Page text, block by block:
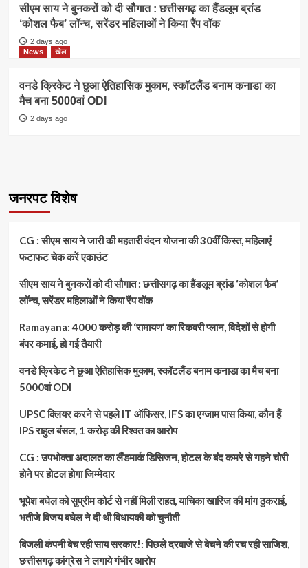
सीएम साय ने बुनकरों को दी सौगात : छत्तीसगढ़ का हैंडलूम ब्रांड
‘कोशल फैब’ लॉन्च, सरेंडर महिलाओं ने किया रैंप वॉक
2 days ago
News
खेल
वनडे क्रिकेट ने छुआ ऐतिहासिक मुकाम, स्कॉटलैंड बनाम कनाडा का
मैच बना 5000वां ODI
2 days ago
जनरपट विशेष
CG : सीएम साय ने जारी की महतारी वंदन योजना की 30वीं किस्त, महिलाएं
फटाफट चेक करें एकाउंट
सीएम साय ने बुनकरों को दी सौगात : छत्तीसगढ़ का हैंडलूम ब्रांड ‘कोशल फैब’
लॉन्च, सरेंडर महिलाओं ने किया रैंप वॉक
Ramayana: 4000 करोड़ की ‘रामायण’ का रिकवरी प्लान, विदेशों से होगी
बंपर कमाई, हो गई तैयारी
वनडे क्रिकेट ने छुआ ऐतिहासिक मुकाम, स्कॉटलैंड बनाम कनाडा का मैच बना
5000वां ODI
UPSC क्लियर करने से पहले IT ऑफिसर, IFS का एग्जाम पास किया, कौन हैं
IPS राहुल बंसल, 1 करोड़ की रिश्वत का आरोप
CG : उपभोक्ता अदालत का लैंडमार्क डिसिजन, होटल के बंद कमरे से गहने चोरी
होने पर होटल होगा जिम्मेदार
भूपेश बघेल को सुप्रीम कोर्ट से नहीं मिली राहत, याचिका खारिज की मांग ठुकराई,
भतीजे विजय बघेल ने दी थी विधायकी को चुनौती
बिजली कंपनी बेच रही साय सरकार!: पिछले दरवाजे से बेचने की रच रही साजिश,
छत्तीसगढ़ कांग्रेस ने लगाये गंभीर आरोप